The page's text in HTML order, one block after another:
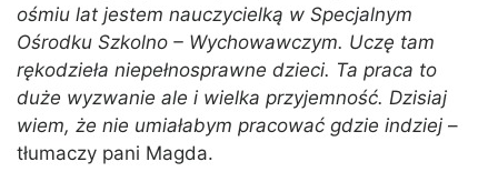
ośmiu lat jestem nauczycielką w Specjalnym
Ośrodku Szkolno – Wychowawczym. Uczę tam
rękodzieła niepełnosprawne dzieci. Ta praca to
duże wyzwanie ale i wielka przyjemność. Dzisiaj
wiem, że nie umiałabym pracować gdzie indziej –
tłumaczy pani Magda.